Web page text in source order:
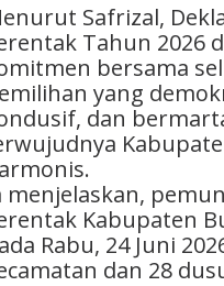
Safrizal,
Tahun 2026
bersama
yang
dan
menjelaskan,
Kabupaten
Rabu, 24 Juni
dan 28